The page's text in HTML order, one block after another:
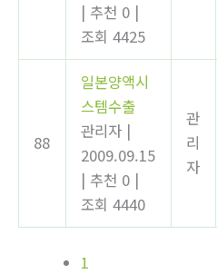
| 추천 0 |
조회 4425
88
일본양액시
스템수출
관리자 |
2009.09.15
| 추천 0 |
조회 4440
관
리
자
1